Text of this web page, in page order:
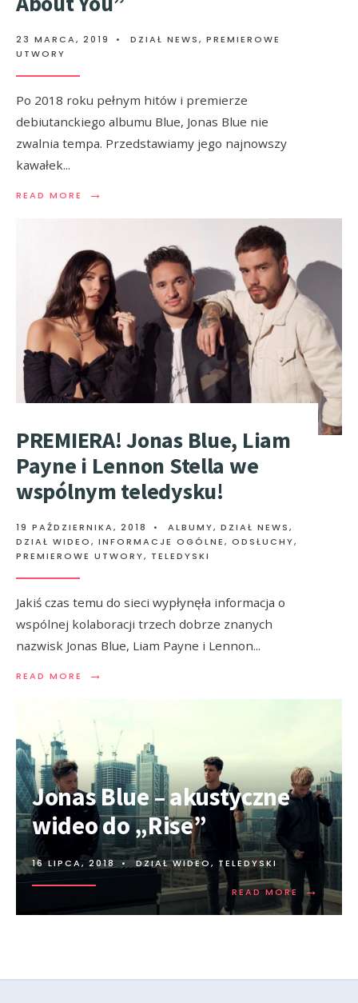
23 MARCA, 2019 • DZIAŁ NEWS, PREMIEROWE
UTWORY
Po 2018 roku pełnym hitów i premierze
debiutanckiego albumu Blue, Jonas Blue nie
zwalnia tempa. Przedstawiamy jego najnowszy
kawałek...
READ MORE →
PREMIERA! Jonas Blue, Liam
Payne i Lennon Stella we
wspólnym teledysku!
19 PAŹDZIERNIKA, 2018 • ALBUMY, DZIAŁ NEWS,
DZIAŁ WIDEO, INFORMACJE OGÓLNE, ODSŁUCHY,
PREMIEROWE UTWORY, TELEDYSKI
Jakiś czas temu do sieci wypłynęła informacja o
wspólnej kolaboracji trzech dobrze znanych
nazwisk Jonas Blue, Liam Payne i Lennon...
READ MORE →
Jonas Blue – akustyczne
wideo do „Rise”
16 LIPCA, 2018 • DZIAŁ WIDEO, TELEDYSKI
READ MORE →